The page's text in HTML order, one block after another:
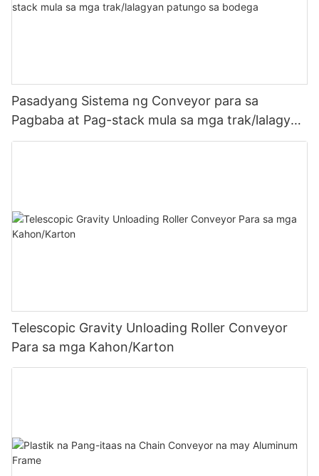
Pasadyang Sistema ng Conveyor para sa
Pagbaba at Pag-stack mula sa mga trak/lalagyan
patungo sa bodega
Telescopic Gravity Unloading Roller Conveyor
Para sa mga Kahon/Karton